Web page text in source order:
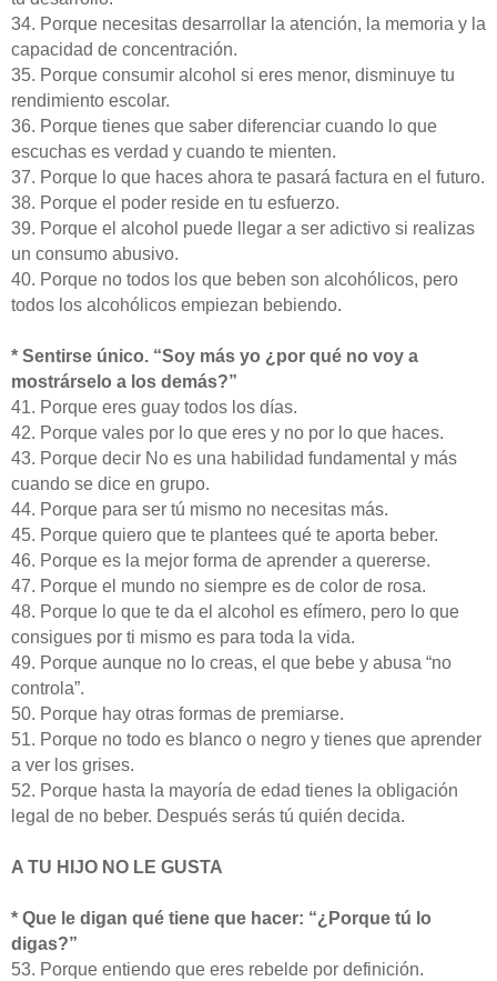
34. Porque necesitas desarrollar la atención, la memoria y la
capacidad de concentración.
35. Porque consumir alcohol si eres menor, disminuye tu
rendimiento escolar.
36. Porque tienes que saber diferenciar cuando lo que
escuchas es verdad y cuando te mienten.
37. Porque lo que haces ahora te pasará factura en el futuro.
38. Porque el poder reside en tu esfuerzo.
39. Porque el alcohol puede llegar a ser adictivo si realizas
un consumo abusivo.
40. Porque no todos los que beben son alcohólicos, pero
todos los alcohólicos empiezan bebiendo.
* Sentirse único. “Soy más yo ¿por qué no voy a
mostrárselo a los demás?”
41. Porque eres guay todos los días.
42. Porque vales por lo que eres y no por lo que haces.
43. Porque decir No es una habilidad fundamental y más
cuando se dice en grupo.
44. Porque para ser tú mismo no necesitas más.
45. Porque quiero que te plantees qué te aporta beber.
46. Porque es la mejor forma de aprender a quererse.
47. Porque el mundo no siempre es de color de rosa.
48. Porque lo que te da el alcohol es efímero, pero lo que
consigues por ti mismo es para toda la vida.
49. Porque aunque no lo creas, el que bebe y abusa “no
controla”.
50. Porque hay otras formas de premiarse.
51. Porque no todo es blanco o negro y tienes que aprender
a ver los grises.
52. Porque hasta la mayoría de edad tienes la obligación
legal de no beber. Después serás tú quién decida.
A TU HIJO NO LE GUSTA
* Que le digan qué tiene que hacer: “¿Porque tú lo
digas?”
53. Porque entiendo que eres rebelde por definición.